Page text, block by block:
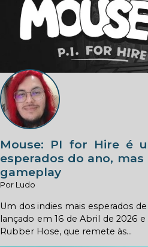
Mouse: PI for Hire é
esperados do ano,
gameplay
Por Ludo
Um dos indies mais esperados
lançado em 16 de Abril de 2026
Rubber Hose, que remete às...